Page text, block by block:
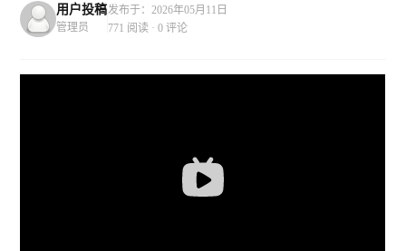
用户投稿
管理员
发布于：2026年05月11日
771 阅读 · 0 评论